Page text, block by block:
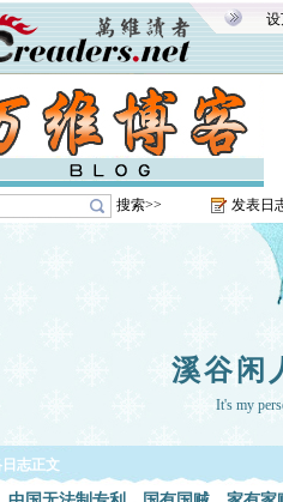
搜索>> 发表日
溪谷闲
It's my
日志正文